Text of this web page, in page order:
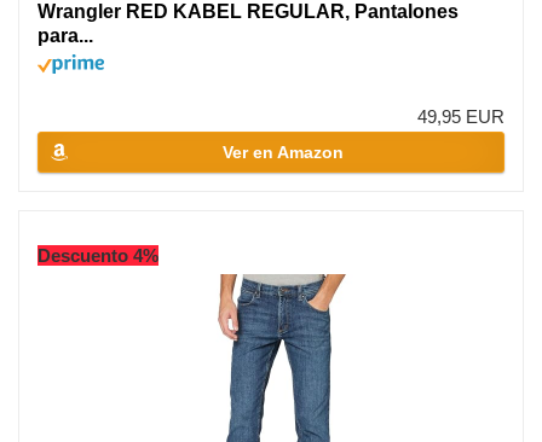
Wrangler RED KABEL REGULAR, Pantalones
para...
49,95 EUR
Ver en Amazon
Descuento 4%